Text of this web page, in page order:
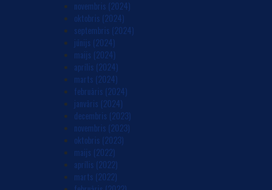
novembris (2024)
oktobris (2024)
septembris (2024)
jūnijs (2024)
maijs (2024)
aprīlis (2024)
marts (2024)
februāris (2024)
janvāris (2024)
decembris (2023)
novembris (2023)
oktobris (2023)
maijs (2022)
aprīlis (2022)
marts (2022)